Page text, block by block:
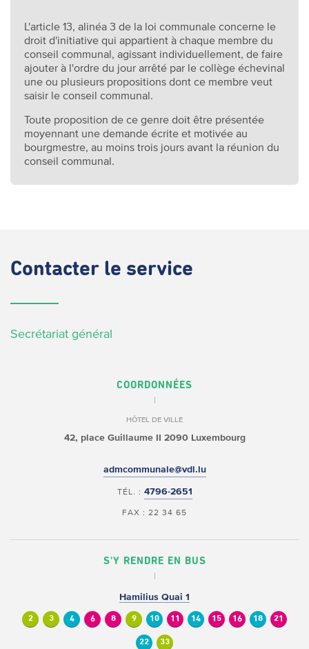
L'article 13, alinéa 3 de la loi communale concerne le
droit d'initiative qui appartient à chaque membre du
conseil communal, agissant individuellement, de faire
ajouter à l'ordre du jour arrêté par le collège échevinal
une ou plusieurs propositions dont ce membre veut
saisir le conseil communal.
Toute proposition de ce genre doit être présentée
moyennant une demande écrite et motivée au
bourgmestre, au moins trois jours avant la réunion du
conseil communal.
Contacter le service
Secrétariat général
COORDONNÉES
HÔTEL DE VILLE
42, place Guillaume II 2090 Luxembourg
admcommunale@vdl.lu
TÉL. : 4796-2651
FAX : 22 34 65
S'Y RENDRE EN BUS
Hamilius Quai 1
2 3 4 6 8 9 10 11 14 15 16 18 21
22 33